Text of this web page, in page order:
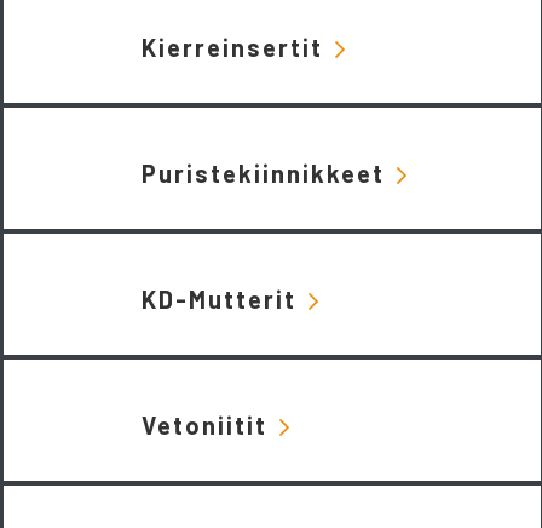
Kierreinsertit
Puristekiinnikkeet
KD-Mutterit
Vetoniitit